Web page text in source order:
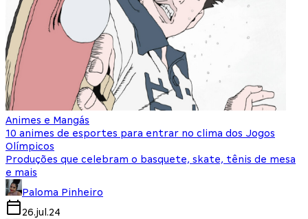
Animes e Mangás
10 animes de esportes para entrar no clima dos Jogos
Olímpicos
Produções que celebram o basquete, skate, tênis de mesa
e mais
Paloma Pinheiro
26.jul.24